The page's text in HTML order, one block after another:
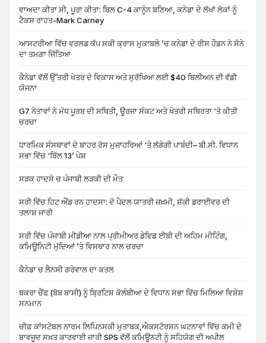
ਵਾਅਦਾ ਕੀਤਾ ਸੀ, ਪੂਰਾ ਕੀਤਾ: ਬਿਲ C-4 ਕਾਨੂੰਨ ਬਣਿਆ, ਕਨੇਡਾ ਦੇ ਲੱਖਾਂ ਲੋਕਾਂ ਨੂੰ
ਟੈਕਸ ਰਾਹਤ-Mark Carney
ਆਸਟਰੀਆ ਵਿੱਚ ਵਰਲਡ ਕੱਪ ਸਕੀ ਕ੍ਰਾਸ ਮੁਕਾਬਲੇ ’ਚ ਕਨੇਡਾ ਦੇ ਰੀਸ ਹੌਡਨ ਨੇ ਸੋਨੇ
ਦਾ ਤਮਗਾ ਜਿੱਤਿਆ
ਕੈਨੇਡਾ ਵੱਲੋਂ ਉੱਤਰੀ ਖੇਤਰ ਦੇ ਵਿਕਾਸ ਅਤੇ ਸੁਰੱਖਿਆ ਲਈ $40 ਬਿਲੀਅਨ ਦੀ ਵੱਡੀ
ਯੋਜਨਾ
G7 ਨੇਤਾਵਾਂ ਨੇ ਮੱਧ ਪੂਰਬ ਦੀ ਸਥਿਤੀ, ਊਰਜਾ ਸੰਕਟ ਅਤੇ ਖੇਤਰੀ ਸਥਿਰਤਾ ‘ਤੇ ਕੀਤੀ
ਚਰਚਾ
ਧਾਰਮਿਕ ਸੰਸਥਾਵਾਂ ਦੇ ਬਾਹਰ ਰੋਸ ਮੁਜ਼ਾਹਰਿਆਂ ‘ਤੇ ਲੱਗੇਗੀ ਪਾਬੰਦੀ– ਬੀ.ਸੀ. ਵਿਧਾਨ
ਸਭਾ ਵਿੱਚ ‘ਬਿੱਲ 13’ ਪੇਸ਼
ਸੜਕ ਹਾਦਸੇ ਚ ਪੰਜਾਬੀ ਲੜਕੀ ਦੀ ਮੌਤ
ਸਰੀ ਵਿੱਚ ਹਿਟ ਐਂਡ ਰਨ ਹਾਦਸਾ: ਦੋ ਪੈਦਲ ਯਾਤਰੀ ਜ਼ਖ਼ਮੀ, ਸ਼ੱਕੀ ਡਰਾਈਵਰ ਦੀ
ਤਲਾਸ਼ ਜਾਰੀ
ਸਰੀ ਵਿੱਚ ਪੰਜਾਬੀ ਮੀਡੀਆ ਨਾਲ ਪ੍ਰੀਮੀਅਰ ਡੇਵਿਡ ਈਬੀ ਦੀ ਅਹਿਮ ਮੀਟਿੰਗ,
ਕਮਿਊਨਿਟੀ ਮੁੱਦਿਆਂ ’ਤੇ ਵਿਸਥਾਰ ਨਾਲ ਚਰਚਾ
ਕੈਨੇਡਾ ਚ ਲੈਨਸੀ ਗਰੇਵਾਲ ਦਾ ਕਤਲ
ਬਕਰਾ ਚੈਂਫ (ਬੋਬ ਬਾਸੀ) ਨੂੰ ਬ੍ਰਿਟਿਸ਼ ਕੋਲੰਬੀਆ ਦੇ ਵਿਧਾਨ ਸਭਾ ਵਿੱਚ ਮਿਲਿਆ ਵਿਸ਼ੇਸ਼
ਸਨਮਾਨ
ਚੀਫ਼ ਕਾਂਸਟੇਬਲ ਨਾਰਮ ਲਿਪਿਨਸਕੀ ਮੁਤਾਬਕ,ਐਕਸਟੋਰਸ਼ਨ ਘਟਨਾਵਾਂ ਵਿੱਚ ਕਮੀ ਦੇ
ਬਾਵਜੂਦ ਸਖ਼ਤ ਕਾਰਵਾਈ ਜਾਰੀ SPS ਵੱਲੋਂ ਕਮਿਊਨਟੀ ਨੂੰ ਸਹਿਯੋਗ ਦੀ ਅਪੀਲ